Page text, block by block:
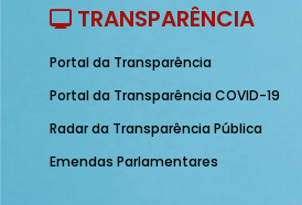
TRANSPARÊNCIA
Portal da Transparência
Portal da Transparência COVID-19
Radar da Transparência Pública
Emendas Parlamentares